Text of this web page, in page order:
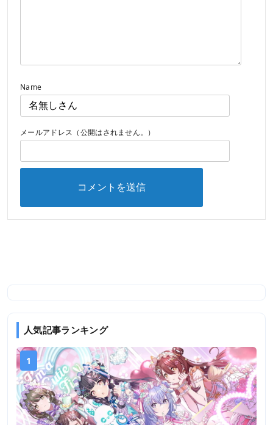
Name
メールアドレス（公開はされません。）
人気記事ランキング
1